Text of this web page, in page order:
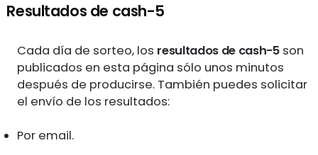
Resultados de cash-5
Cada día de sorteo, los resultados de cash-5son
publicados en esta página sólo unos minutos
después de producirse. También puedes solicitar
el envío de los resultados:
Por email.